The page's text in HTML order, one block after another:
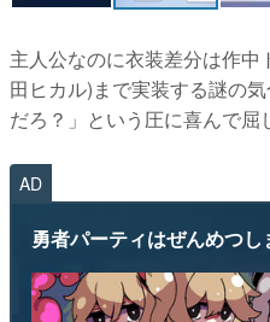
主人公なのに衣装差分は作中
田ヒカル)まで実装する謎の
だろ？」という圧に喜んで屈
AD
勇者パーティはぜんめつし